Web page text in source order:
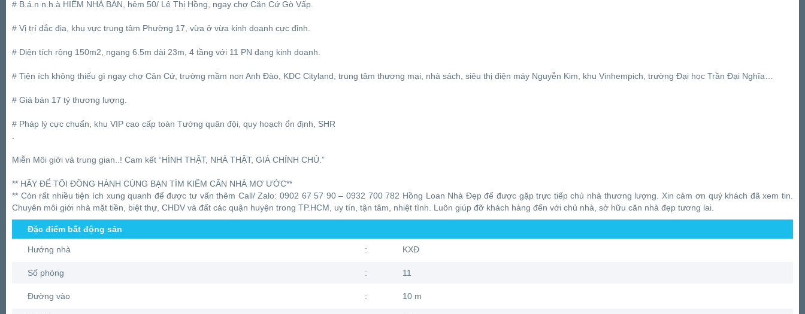
# B.á.n n.h.à HIẾM NHÀ BÁN, hẻm 50/ Lê Thị Hồng, ngay chợ Căn Cứ Gò Vấp.
# Vị trí đắc địa, khu vực trung tâm Phường 17, vừa ở vừa kinh doanh cực đỉnh.
# Diện tích rộng 150m2, ngang 6.5m dài 23m, 4 tầng với 11 PN đang kinh doanh.
# Tiện ích không thiếu gì ngay chợ Căn Cứ, trường mầm non Anh Đào, KDC Cityland, trung tâm thương mại, nhà sách, siêu thị điện máy Nguyễn Kim, khu Vinhempich, trường Đại học Trần Đại Nghĩa…
# Giá bán 17 tỷ thương lượng.
# Pháp lý cực chuẩn, khu VIP cao cấp toàn Tướng quân đội, quy hoạch ổn định, SHR
Miễn Môi giới và trung gian..! Cam kết “HÌNH THẬT, NHÀ THẬT, GIÁ CHÍNH CHỦ.”
** HÃY ĐỂ TÔI ĐỒNG HÀNH CÙNG BẠN TÌM KIẾM CĂN NHÀ MƠ ƯỚC**
** Còn rất nhiều tiện ích xung quanh để được tư vấn thêm Call/ Zalo: 0902 67 57 90 – 0932 700 782 Hồng Loan Nhà Đẹp để được gặp trực tiếp chủ nhà thương lượng. Xin cảm ơn quý khách đã xem tin.
Chuyên môi giới nhà mặt tiền, biệt thự, CHDV và đất các quận huyện trong TP.HCM, uy tín, tận tâm, nhiệt tình. Luôn giúp đỡ khách hàng đến với chủ nhà, sở hữu căn nhà đẹp tương lai.
Đặc điểm bất động sản
Hướng nhà : KXĐ
Số phòng : 11
Đường vào : 10 m